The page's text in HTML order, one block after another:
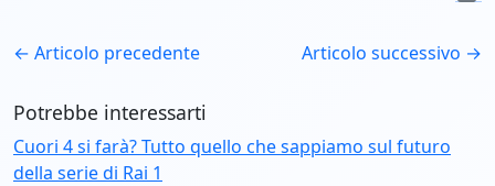
← Articolo precedente Articolo successivo →
Potrebbe interessarti
Cuori 4 si farà? Tutto quello che sappiamo sul futuro
della serie di Rai 1